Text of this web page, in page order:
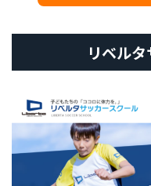
リベル